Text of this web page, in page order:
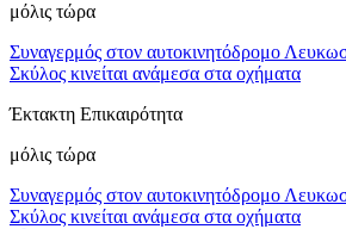
μόλις τώρα
Συναγερμός στον αυτοκινητόδρομο
Σκύλος κινείται ανάμεσα στα οχήματα
Έκτακτη Επικαιρότητα
μόλις τώρα
Συναγερμός στον αυτοκινητόδρομο
Σκύλος κινείται ανάμεσα στα οχήματα